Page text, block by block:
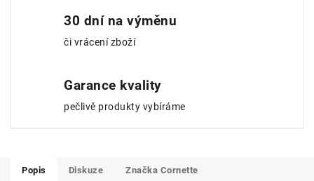
30 dní na výměnu
či vrácení zboží
Garance kvality
pečlivě produkty vybíráme
Popis Diskuze Značka Cornette